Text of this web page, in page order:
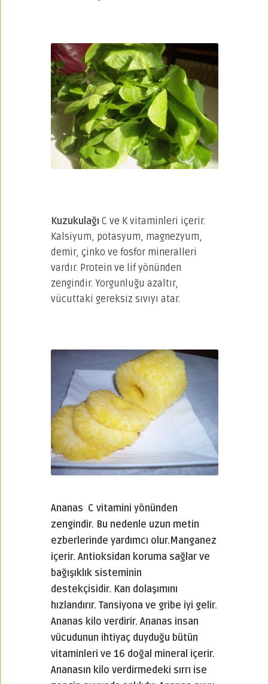
Kuzukulağı C ve K vitaminleri içerir.
Kalsiyum, potasyum, magnezyum,
demir, çinko ve fosfor mineralleri
vardır. Protein ve lif yönünden
zengindir. Yorgunluğu azaltır,
vücuttaki gereksiz sıvıyı atar.
Ananas C vitamini yönünden
zengindir. Bu nedenle uzun metin
ezberlerinde yardımcı olur.Manganez
içerir. Antioksidan koruma sağlar ve
bağışıklık sisteminin
destekçisidir. Kan dolaşımını
hızlandırır. Tansiyona ve gribe iyi gelir.
Ananas kilo verdirir. Ananas insan
vücudunun ihtiyaç duyduğu bütün
vitaminleri ve 16 doğal mineral içerir.
Ananasın kilo verdirmedeki sırrı ise